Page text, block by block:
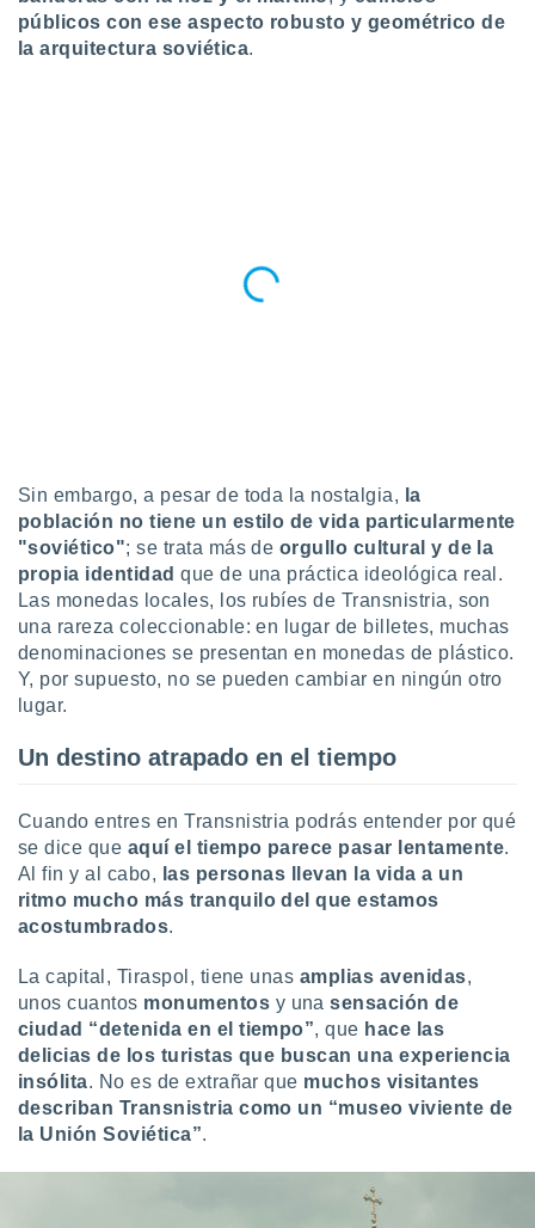
públicos con ese aspecto robusto y geométrico de
la arquitectura soviética.
Sin embargo, a pesar de toda la nostalgia, la
población no tiene un estilo de vida particularmente
"soviético"; se trata más de orgullo cultural y de la
propia identidad que de una práctica ideológica real.
Las monedas locales, los rubíes de Transnistria, son
una rareza coleccionable: en lugar de billetes, muchas
denominaciones se presentan en monedas de plástico.
Y, por supuesto, no se pueden cambiar en ningún otro
lugar.
Un destino atrapado en el tiempo
Cuando entres en Transnistria podrás entender por qué
se dice que aquí el tiempo parece pasar lentamente.
Al fin y al cabo, las personas llevan la vida a un
ritmo mucho más tranquilo del que estamos
acostumbrados.
La capital, Tiraspol, tiene unas amplias avenidas,
unos cuantos monumentos y unasensación de
ciudad “detenida en el tiempo”, que hace las
delicias de los turistas que buscan una experiencia
insólita. No es de extrañar que muchos visitantes
describan Transnistria como un “museo viviente de
la Unión Soviética”.